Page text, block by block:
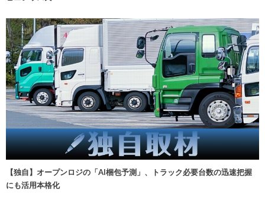
【独自】オープンロジの「AI梱包予測」、トラック必要台数の迅速把握
にも活用本格化